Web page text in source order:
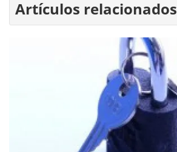
Artículos relacionados